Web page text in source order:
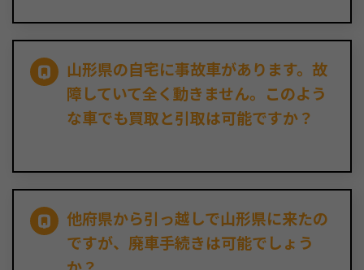
山形県の自宅に事故車があります。故
障していて全く動きません。このよう
な車でも買取と引取は可能ですか？
他府県から引っ越しで山形県に来たの
ですが、廃車手続きは可能でしょう